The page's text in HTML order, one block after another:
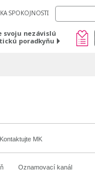
SPOKOJNOSTI
svoju nezávislú
poradkyňu
Kontaktujte MK
Oznamovací kanál